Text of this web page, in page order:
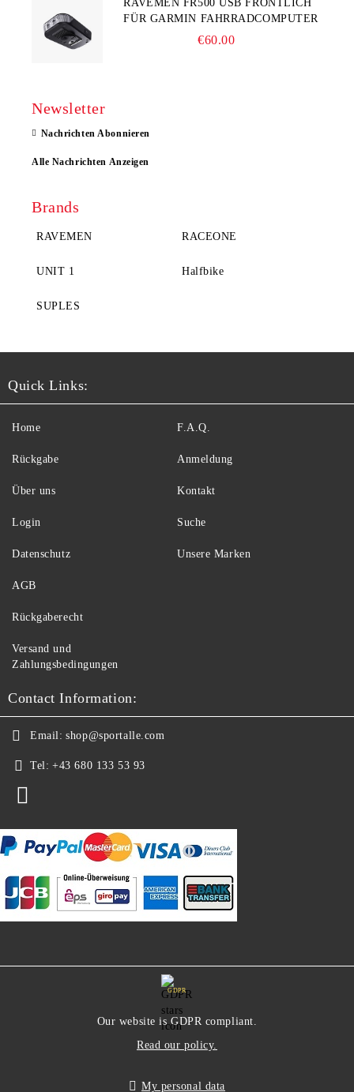
RAVEMEN FR500 USB FRONTLICH
FÜR GARMIN FAHRRADCOMPUTER
€60.00
Newsletter
Nachrichten Abonnieren
Alle Nachrichten Anzeigen
Brands
RAVEMEN RACEONE
UNIT 1 Halfbike
SUPLES
Quick Links:
Home
Rückgabe
Über uns
Login
F.A.Q.
Anmeldung
Kontakt
Suche
Datenschutz
AGB
Rückgaberecht
Versand und
Zahlungsbedingungen
Unsere Marken
Contact Information:
Email: shop@sportalle.com
Tel: +43 680 133 53 93
GDPR
Our website is GDPR compliant.
Read our policy.
My personal data